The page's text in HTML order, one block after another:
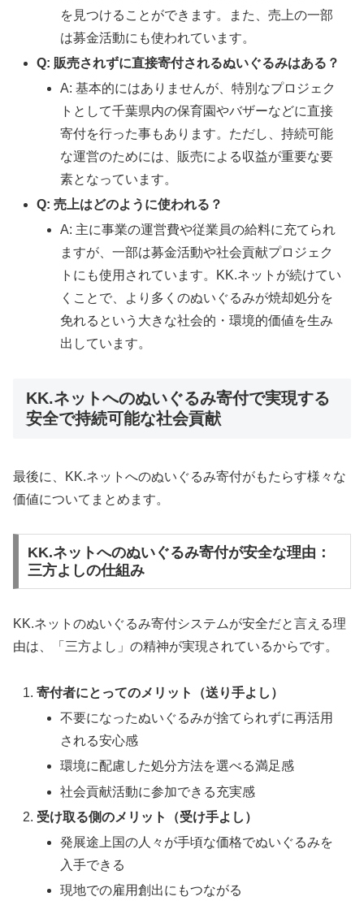
を見つけることができます。また、売上の一部
は募金活動にも使われています。
Q: 販売されずに直接寄付されるぬいぐるみはある？
A: 基本的にはありませんが、特別なプロジェク
トとして千葉県内の保育園やバザーなどに直接
寄付を行った事もあります。ただし、持続可能
な運営のためには、販売による収益が重要な要
素となっています。
Q: 売上はどのように使われる？
A: 主に事業の運営費や従業員の給料に充てられ
ますが、一部は募金活動や社会貢献プロジェク
トにも使用されています。KK.ネットが続けてい
くことで、より多くのぬいぐるみが焼却処分を
免れるという大きな社会的・環境的価値を生み
出しています。
KK.ネットへのぬいぐるみ寄付で実現する
安全で持続可能な社会貢献
最後に、KK.ネットへのぬいぐるみ寄付がもたらす様々な
価値についてまとめます。
KK.ネットへのぬいぐるみ寄付が安全な理由：
三方よしの仕組み
KK.ネットのぬいぐるみ寄付システムが安全だと言える理
由は、「三方よし」の精神が実現されているからです。
寄付者にとってのメリット（送り手よし）
不要になったぬいぐるみが捨てられずに再活用
される安心感
環境に配慮した処分方法を選べる満足感
社会貢献活動に参加できる充実感
受け取る側のメリット（受け手よし）
発展途上国の人々が手頃な価格でぬいぐるみを
入手できる
現地での雇用創出にもつながる